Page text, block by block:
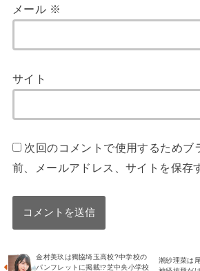
メール ※
サイト
次回のコメントで使用するためブ
前、メールアドレス、サイトを保存
金村美玖は獨協埼玉高校?中学校の
パンフレットに掲載!?芝中央小学校
潮紗理菜は